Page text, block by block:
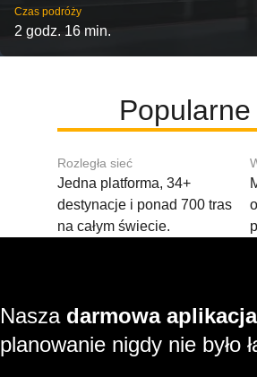
Czas podróży
2 godz. 16 min.
Rozległa sieć
Jedna platforma, 34+
destynacje i ponad 700 tras
na całym świecie.
Nasza darmowa aplikacja
planowanie nigdy nie było